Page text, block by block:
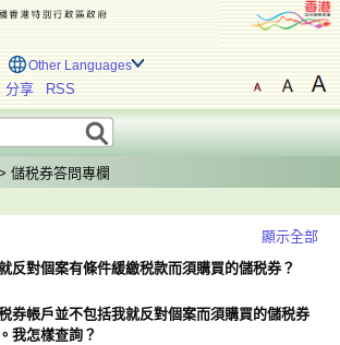
Other Languages
分享 RSS
儲税券答問專欄
顯示全部
反對個案有條件緩繳税款而須購買的儲税券？
券帳戶並不包括我就反對個案而須購買的儲税券
我怎樣查詢？